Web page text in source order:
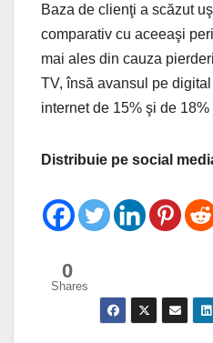
Baza de clienţi a scăzut
comparativ cu aceeaşi
mai ales din cauza
TV, însă avansul pe
internet de 15% şi de
Distribuie pe social
0
Shares